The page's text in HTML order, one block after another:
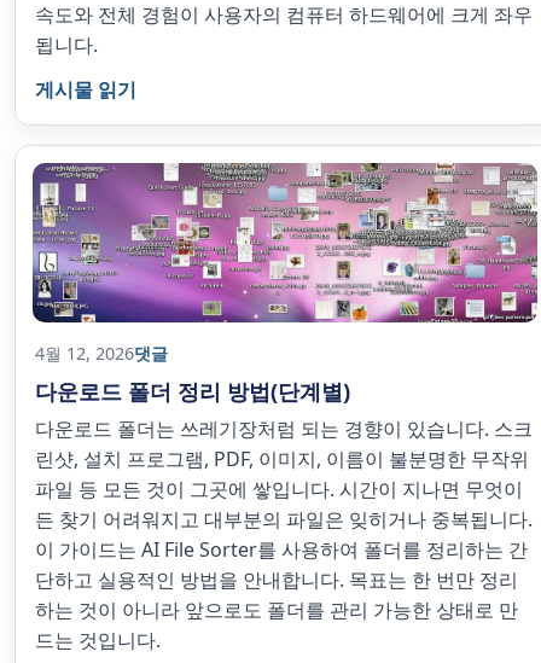
속도와 전체 경험이 사용자의 컴퓨터 하드웨어에 크게 좌우
됩니다.
게시물 읽기
4월 12, 2026댓글
다운로드 폴더 정리 방법(단계별)
다운로드 폴더는 쓰레기장처럼 되는 경향이 있습니다. 스크
린샷, 설치 프로그램, PDF, 이미지, 이름이 불분명한 무작위
파일 등 모든 것이 그곳에 쌓입니다. 시간이 지나면 무엇이
든 찾기 어려워지고 대부분의 파일은 잊히거나 중복됩니다.
이 가이드는 AI File Sorter를 사용하여 폴더를 정리하는 간
단하고 실용적인 방법을 안내합니다. 목표는 한 번만 정리
하는 것이 아니라 앞으로도 폴더를 관리 가능한 상태로 만
드는 것입니다.